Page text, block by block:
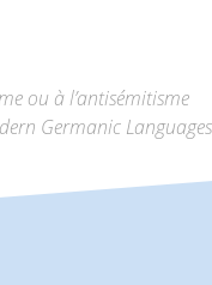
ou à l’antisémitisme
Germanic